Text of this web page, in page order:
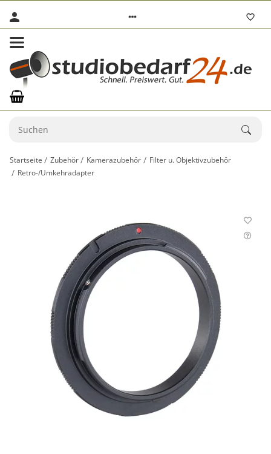
Startseite Zubehör Kamerazubehör
Filter u. Objektivzubehör
Retro-/Umkehradapter